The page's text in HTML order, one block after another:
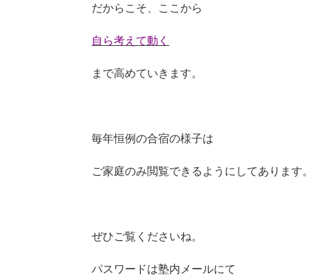
だからこそ、ここから
自ら考えて動く
まで高めていきます。
毎年恒例の合宿の様子は
ご家庭のみ閲覧できるようにしてあります。
ぜひご覧くださいね。
パスワードは塾内メールにて